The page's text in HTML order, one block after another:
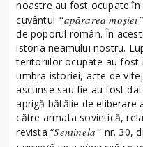
noastre au fost ocupate
cuvântul “apărarea moșiei”
de poporul român. În
istoria neamului nostru.
teritoriilor ocupate au fost
umbra istoriei, acte de
ascunse sau fie au fost
aprigă bătălie de eliberare
către armata sovietică,
revista “Sentinela” nr. 30,